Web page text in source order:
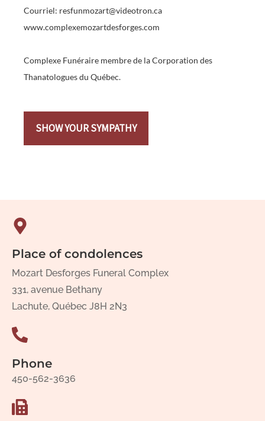
Courriel: resfunmozart@videotron.ca
www.complexemozartdesforges.com
Complexe Funéraire membre de la Corporation des
Thanatologues du Québec.
SHOW YOUR SYMPATHY
Place of condolences
Mozart Desforges Funeral Complex
331, avenue Bethany
Lachute, Québec J8H 2N3
Phone
450-562-3636